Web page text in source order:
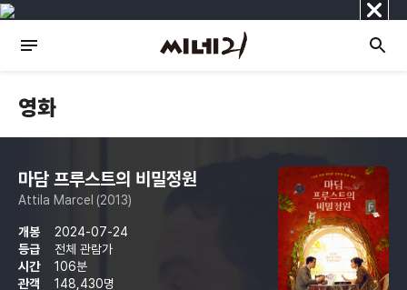
닫
기
영화
마담 프루스트의 비밀정원
Attila Marcel (2013)
개봉
2024-07-24
등급
전체 관람가
시간
106분
관객
148,430명